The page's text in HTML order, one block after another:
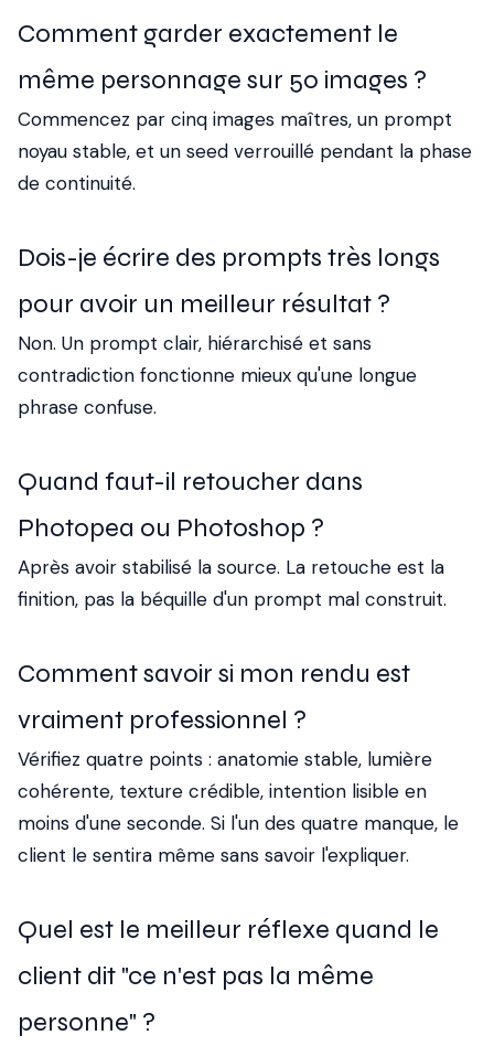
Comment garder exactement le
même personnage sur 50 images ?
Commencez par cinq images maîtres, un prompt
noyau stable, et un seed verrouillé pendant la phase
de continuité.
Dois-je écrire des prompts très longs
pour avoir un meilleur résultat ?
Non. Un prompt clair, hiérarchisé et sans
contradiction fonctionne mieux qu'une longue
phrase confuse.
Quand faut-il retoucher dans
Photopea ou Photoshop ?
Après avoir stabilisé la source. La retouche est la
finition, pas la béquille d'un prompt mal construit.
Comment savoir si mon rendu est
vraiment professionnel ?
Vérifiez quatre points : anatomie stable, lumière
cohérente, texture crédible, intention lisible en
moins d'une seconde. Si l'un des quatre manque, le
client le sentira même sans savoir l'expliquer.
Quel est le meilleur réflexe quand le
client dit "ce n'est pas la même
personne" ?